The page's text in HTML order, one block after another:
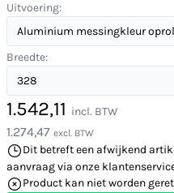
Uitvoering:
Breedte:
1.542,11 incl. BTW
1.274,47 excl. BTW
Dit betreft een afwijkend
aanvraag via onze
Product kan niet worden